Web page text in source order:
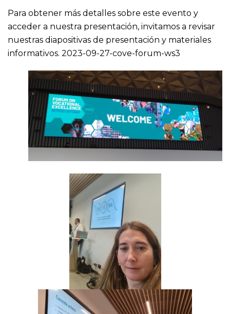
Para obtener más detalles sobre este evento y
acceder a nuestra presentación, invitamos a revisar
nuestras diapositivas de presentación y materiales
informativos. 2023-09-27-cove-forum-ws3